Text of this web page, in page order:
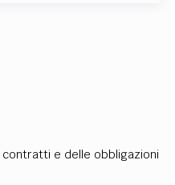
e delle obbligazioni